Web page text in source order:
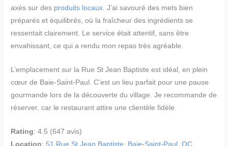
axés sur des produits locaux. J’ai savouré des mets bien
préparés et équilibrés, où la fraîcheur des ingrédients se
ressentait clairement. Le service était attentif, sans être
envahissant, ce qui a rendu mon repas très agréable.
L’emplacement sur la Rue St Jean Baptiste est idéal, en plein
cœur de Baie-Saint-Paul. C’est un lieu parfait pour une pause
gourmande lors de la découverte du village. Je recommande de
réserver, car le restaurant attire une clientèle fidèle.
Rating: 4.5 (647 avis)
Location:51 Rue St Jean Baptiste, Baie-Saint-Paul, QC